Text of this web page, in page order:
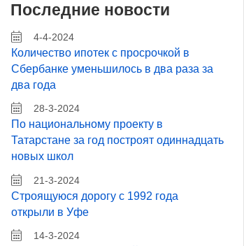
Последние новости
4-4-2024
Количество ипотек с просрочкой в
Сбербанке уменьшилось в два раза за
два года
28-3-2024
По национальному проекту в
Татарстане за год построят одиннадцать
новых школ
21-3-2024
Строящуюся дорогу с 1992 года
открыли в Уфе
14-3-2024